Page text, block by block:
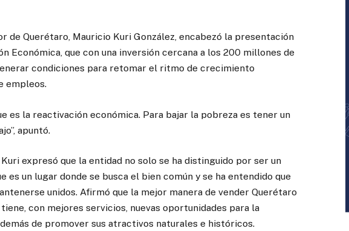
de Querétaro, Mauricio Kuri González, encabezó la presentación
Económica, que con una inversión cercana a los 200 millones de
condiciones para retomar el ritmo de crecimiento
empleos.
es la reactivación económica. Para bajar la pobreza es tener un
apuntó.
expresó que la entidad no solo se ha distinguido por ser un
es un lugar donde se busca el bien común y se ha entendido que
unidos. Afirmó que la mejor manera de vender Querétaro
con mejores servicios, nuevas oportunidades para la
de promover sus atractivos naturales e históricos.